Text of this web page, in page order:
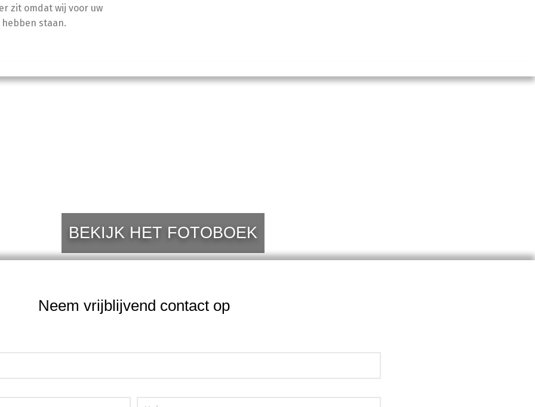
zit omdat wij voor uw
staan.
BEKIJK HET FOTOBOEK
Neem vrijblijvend contact op